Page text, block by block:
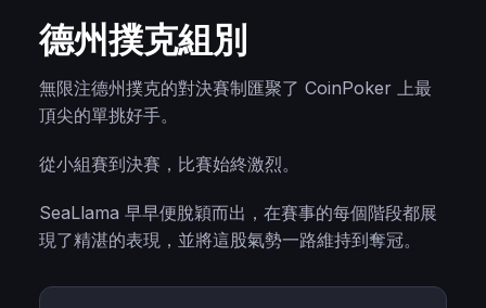
德州撲克組別
無限注德州撲克的對決賽制匯聚了 CoinPoker 上最
頂尖的單挑好手。
從小組賽到決賽，比賽始終激烈。
SeaLlama 早早便脫穎而出，在賽事的每個階段都展
現了精湛的表現，並將這股氣勢一路維持到奪冠。